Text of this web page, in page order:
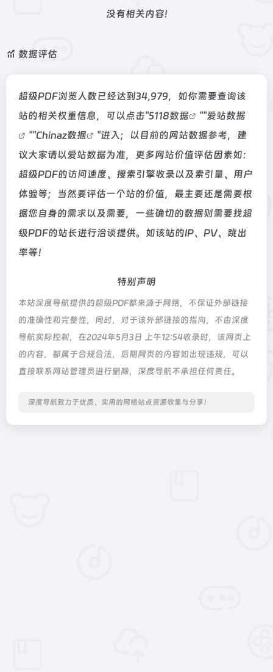
没有相关内容!
数据评估
超级PDF浏览人数已经达到34,979，如你需要查询该
站的相关权重信息，可以点击"5118数据 ""爱站数据
""Chinaz数据
"进入；以目前的网站数据参考，建
议大家请以爱站数据为准，更多网站价值评估因素如：
超级PDF的访问速度、搜索引擎收录以及索引量、用户
体验等；当然要评估一个站的价值，最主要还是需要根
据您自身的需求以及需要，一些确切的数据则需要找超
级PDF的站长进行洽谈提供。如该站的IP、PV、跳出
率等！
特别声明
本站深度导航提供的超级PDF都来源于网络，不保证外部链接
的准确性和完整性，同时，对于该外部链接的指向，不由深度
导航实际控制，在2024年5月3日 上午12:54收录时，该网页上
的内容，都属于合规合法，后期网页的内容如出现违规，可以
直接联系网站管理员进行删除，深度导航不承担任何责任。
深度导航致力于优质、实用的网络站点资源收集与分享！